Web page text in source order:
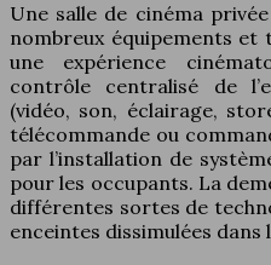
Une salle de cinéma
nombreux équipements et
une expérience
contrôle centralisé de
(vidéo, son, éclairage,
télécommande ou
par l’installation de
pour les occupants. La
différentes sortes de
enceintes dissimulées dans